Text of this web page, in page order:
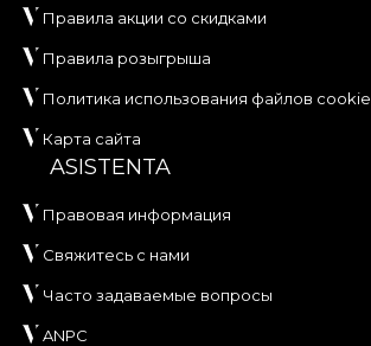
Правила акции со скидками
Правила розыгрыша
Политика использования файлов cookie
Карта сайта
ASISTENTA
Правовая информация
Свяжитесь с нами
Часто задаваемые вопросы
ANPC